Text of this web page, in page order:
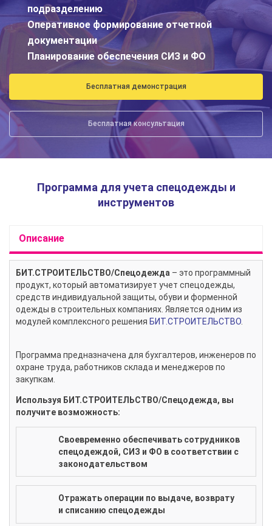
подразделению
Оперативное формирование отчетной
документации
Планирование обеспечения СИЗ и ФО
Бесплатная демонстрация
Бесплатная консультация
Программа для учета спецодежды и
инструментов
Описание
БИТ.СТРОИТЕЛЬСТВО/Спецодежда – это программный
продукт, который автоматизирует учет спецодежды,
средств индивидуальной защиты, обуви и форменной
одежды в строительных компаниях. Является одним из
модулей комплексного решения БИТ.СТРОИТЕЛЬСТВО.
Программа предназначена для бухгалтеров, инженеров по
охране труда, работников склада и менеджеров по
закупкам.
Используя БИТ.СТРОИТЕЛЬСТВО/Спецодежда, вы
получите возможность:
Своевременно обеспечивать сотрудников
спецодеждой, СИЗ и ФО в соответствии с
законодательством
Отражать операции по выдаче, возврату
и списанию спецодежды